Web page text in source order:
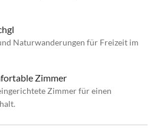
Naturwanderungen für Freizeit im
Zimmer
Zimmer für einen